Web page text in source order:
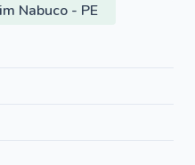
Nabuco - PE